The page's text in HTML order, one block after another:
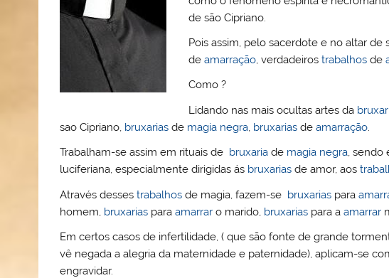
o
M
ai
st A
p
p
e
ss
k.
c
o
n
de são Cipriano.
Pois assim, pelo sacerdote e no altar de
de amarração, verdadeiros trabalhosde
Como ?
Lidando nas mais ocultas artes da
sao Cipriano, bruxarias de magia negra, bruxarias deamarração.
Trabalham-se assim em rituais de bruxaria de magia negra, sendo
luciferiana, especialmente dirigidas ás bruxarias de amor, aos
Através dessestrabalhos de magia, fazem-se bruxarias para
homem, bruxarias paraamarrar o marido, bruxarias para aamarrar
Em certos casos de infertilidade, ( que são fonte de grande
vê negada a alegria da maternidade e paternidade), aplicam-se
engravidar.